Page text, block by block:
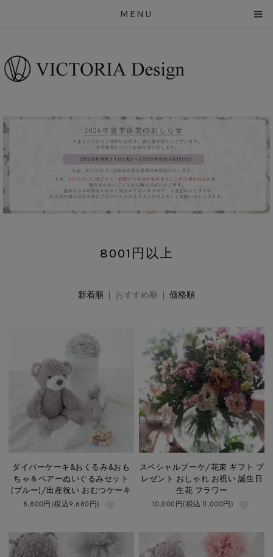
MENU
8001円以上
新着順 | おすすめ順 | 価格順
ダイパーケーキ&おくるみ&おも
ちゃ＆ベアーぬいぐるみセット
(ブルー)/出産祝い おむつケーキ
8,800円(税込9,680円)
スペシャルブーケ/花束 ギフト プ
レゼント おしゃれ お祝い 誕生日
生花 フラワー
10,000円(税込11,000円)